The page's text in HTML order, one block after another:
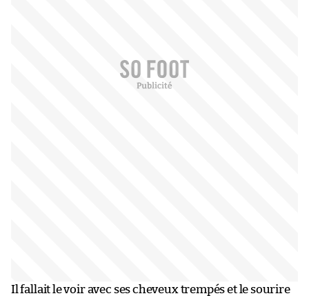
Il fallait le voir avec ses cheveux trempés et le sourire